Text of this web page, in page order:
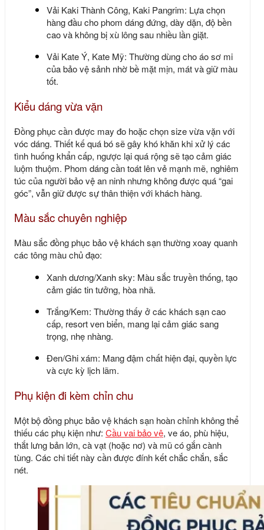
Vải Kaki Thành Công, Kaki Pangrim: Lựa chọn
hàng đầu cho phom dáng đứng, dày dặn, độ bền
cao và không bị xù lông sau nhiều lần giặt.
Vải Kate Ý, Kate Mỹ: Thường dùng cho áo sơ mi
của bảo vệ sảnh nhờ bề mặt mịn, mát và giữ màu
tốt.
Kiểu dáng vừa vặn
Đồng phục cần được may đo hoặc chọn size vừa vặn với
vóc dáng. Thiết kế quá bó sẽ gây khó khăn khi xử lý các
tình huống khẩn cấp, ngược lại quá rộng sẽ tạo cảm giác
luộm thuộm. Phom dáng cần toát lên vẻ mạnh mẽ, nghiêm
túc của người bảo vệ an ninh nhưng không được quá “gai
góc”, vẫn giữ được sự thân thiện với khách hàng.
Màu sắc chuyên nghiệp
Màu sắc đồng phục bảo vệ khách sạnthường xoay quanh
các tông màu chủ đạo:
Xanh dương/Xanh sky: Màu sắc truyền thống, tạo
cảm giác tin tưởng, hòa nhã.
Trắng/Kem: Thường thấy ở các khách sạn cao
cấp, resort ven biển, mang lại cảm giác sang
trọng, nhẹ nhàng.
Đen/Ghi xám: Mang đậm chất hiện đại, quyền lực
và cực kỳ lịch lãm.
Phụ kiện đi kèm chỉn chu
Một bộđồng phục bảo vệ khách sạn hoàn chỉnh không thể
thiếu các phụ kiện như: Cầu vai bảo vệ, ve áo, phù hiệu,
thắt lưng bản lớn, cà vạt (hoặc nơ) và mũ có gắn cành
tùng. Các chi tiết này cần được đính kết chắc chắn, sắc
nét.